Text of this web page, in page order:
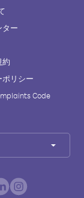
ター
約
ポリシー
Code